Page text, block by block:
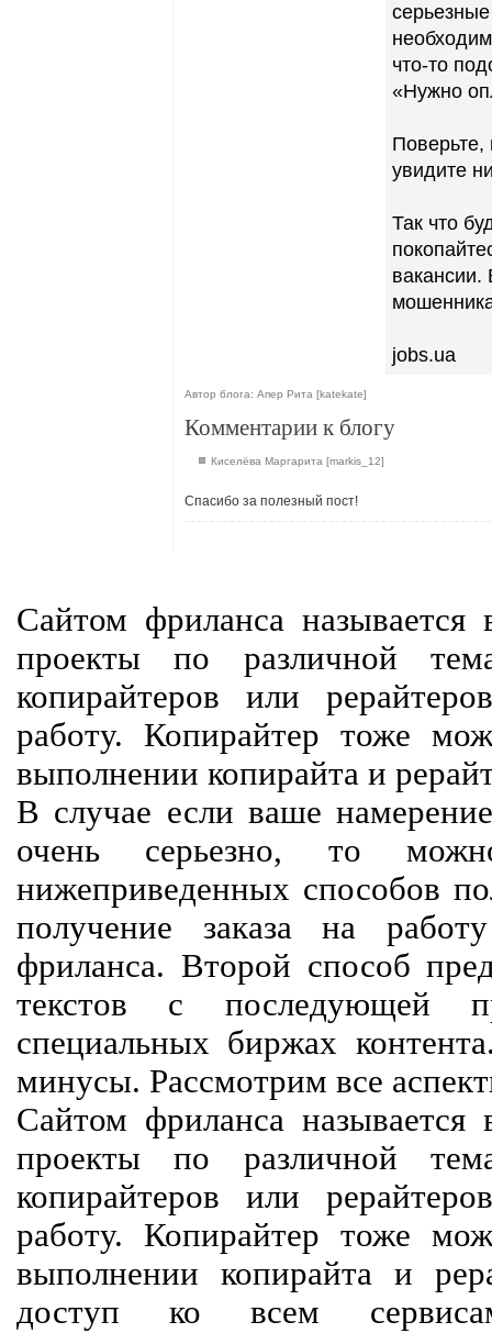
что-то
«Нужно
Поверьте,
увидите
Так что
вакансии.
jobs.ua
Автор блога: Апер Рита [katekate]
Комментарии к блогу
Киселёва Маргарита [markis_12]
Спасибо за полезный пост!
Сайтом фриланса называется
проекты по различной
копирайтеров или
работу. Копирайтер тоже
выполнении копирайта и
В случае если ваше
очень серьезно, то
нижеприведенных способов
получение заказа на
фриланса. Второй способ
текстов с последующей
специальных биржах
минусы. Рассмотрим все
Сайтом фриланса называется
проекты по различной
копирайтеров или
работу. Копирайтер тоже
выполнении копирайта и
доступ ко всем